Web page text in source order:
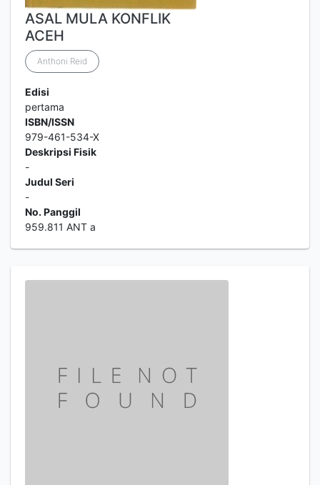
ASAL MULA KONFLIK
ACEH
Anthoni Reid
Edisi
pertama
ISBN/ISSN
979-461-534-X
Deskripsi Fisik
-
Judul Seri
-
No. Panggil
959.811 ANT a